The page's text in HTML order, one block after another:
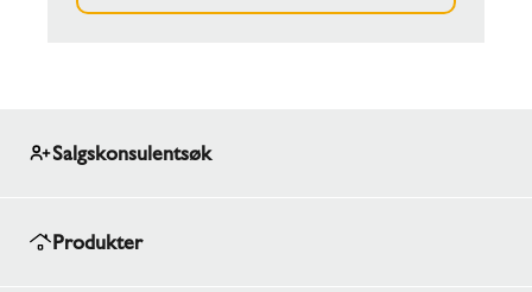
Salgskonsulentsøk
Produkter